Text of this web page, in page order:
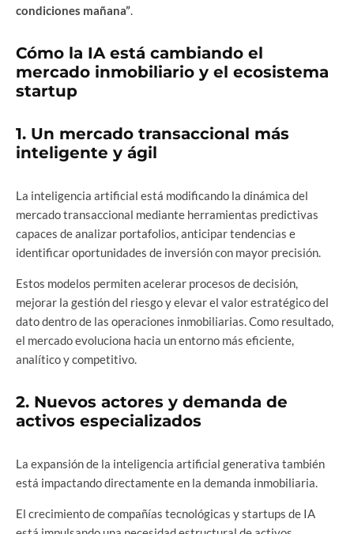
condiciones mañana”.
Cómo la IA está cambiando el
mercado inmobiliario y el ecosistema
startup
1. Un mercado transaccional más
inteligente y ágil
La inteligencia artificial está modificando la dinámica del
mercado transaccional mediante herramientas predictivas
capaces de analizar portafolios, anticipar tendencias e
identificar oportunidades de inversión con mayor precisión.
Estos modelos permiten acelerar procesos de decisión,
mejorar la gestión del riesgo y elevar el valor estratégico del
dato dentro de las operaciones inmobiliarias. Como resultado,
el mercado evoluciona hacia un entorno más eficiente,
analítico y competitivo.
2. Nuevos actores y demanda de
activos especializados
La expansión de la inteligencia artificial generativa también
está impactando directamente en la demanda inmobiliaria.
El crecimiento de compañías tecnológicas y startups de IA